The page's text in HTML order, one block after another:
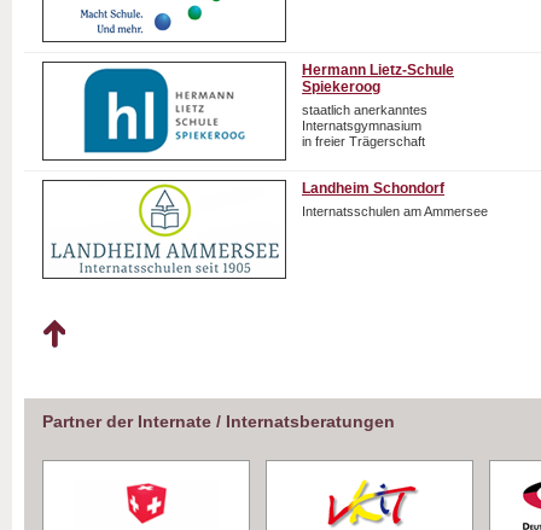
Hermann Lietz-Schule
Spiekeroog
staatlich anerkanntes
Internatsgymnasium
in freier Trägerschaft
Landheim Schondorf
Internatsschulen am Ammersee
Partner der Internate / Internatsberatungen